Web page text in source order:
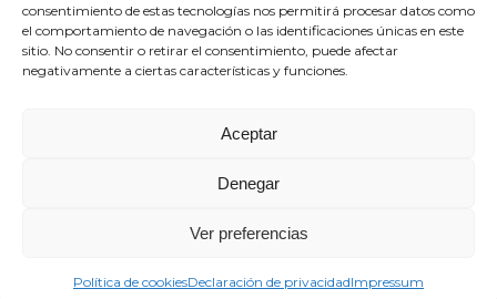
consentimiento de estas tecnologías nos permitirá procesar datos como
el comportamiento de navegación o las identificaciones únicas en este
sitio. No consentir o retirar el consentimiento, puede afectar
negativamente a ciertas características y funciones.
Aceptar
Denegar
Ver preferencias
Política de cookiesDeclaración de privacidadImpressum